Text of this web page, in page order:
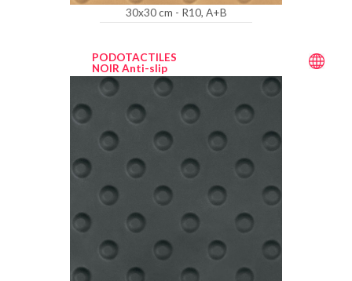
30x30 cm - R10, A+B
PODOTACTILES
NOIR Anti-slip